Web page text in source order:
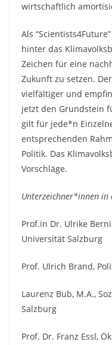
wirtschaftlich
Als
hinter das
Zeichen für eine
Zukunft zu setzen.
vielfältiger und
jetzt den Grundstein
gilt für jede*n
entsprechenden
Politik. Das
Vorschläge.
Unterzeichner*innen in
Prof.in Dr. Ulrike
Universität Salzburg
Prof. Ulrich Brand,
Laurenz Bub, M.A.,
Salzburg
Prof. Dr. Franz Essl,